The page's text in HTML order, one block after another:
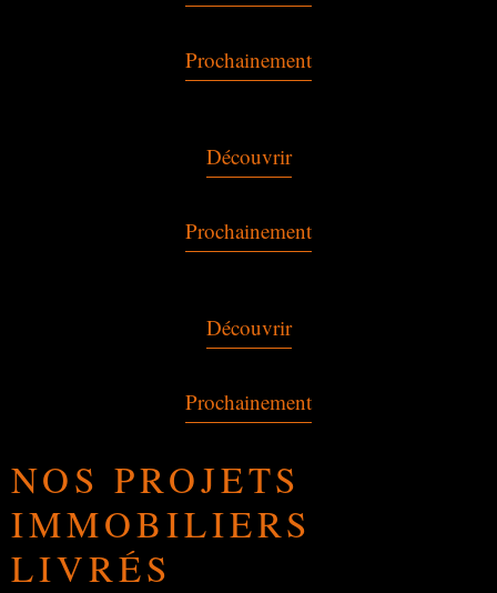
Prochainement
Découvrir
Prochainement
Découvrir
Prochainement
NOS PROJETS
IMMOBILIERS
LIVRÉS